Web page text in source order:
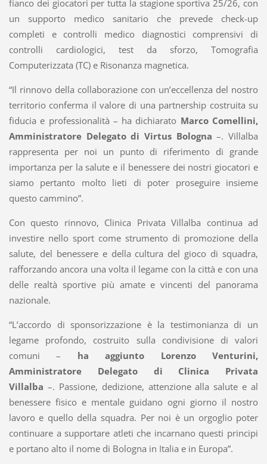
fianco dei giocatori per tutta la stagione sportiva 25/26, con
un supporto medico sanitario che prevede check-up
completi e controlli medico diagnostici comprensivi di
controlli cardiologici, test da sforzo, Tomografia
Computerizzata (TC) e Risonanza magnetica.
“Il rinnovo della collaborazione con un’eccellenza del nostro
territorio conferma il valore di una partnership costruita su
fiducia e professionalità – ha dichiarato Marco Comellini,
Amministratore Delegato di Virtus Bologna–. Villalba
rappresenta per noi un punto di riferimento di grande
importanza per la salute e il benessere dei nostri giocatori e
siamo pertanto molto lieti di poter proseguire insieme
questo cammino”.
Con questo rinnovo, Clinica Privata Villalba continua ad
investire nello sport come strumento di promozione della
salute, del benessere e della cultura del gioco di squadra,
rafforzando ancora una volta il legame con la città e con una
delle realtà sportive più amate e vincenti del panorama
nazionale.
“L’accordo di sponsorizzazione è la testimonianza di un
legame profondo, costruito sulla condivisione di valori
comuni – ha aggiunto Lorenzo Venturini,
Amministratore Delegato di Clinica Privata
Villalba –. Passione, dedizione, attenzione alla salute e al
benessere fisico e mentale guidano ogni giorno il nostro
lavoro e quello della squadra. Per noi è un orgoglio poter
continuare a supportare atleti che incarnano questi principi
e portano alto il nome di Bologna in Italia e in Europa”.